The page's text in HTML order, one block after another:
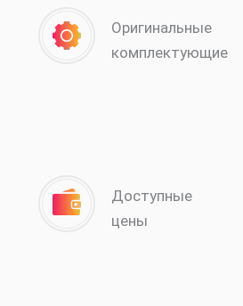
Оригинальные
комплектующие
Доступные
цены